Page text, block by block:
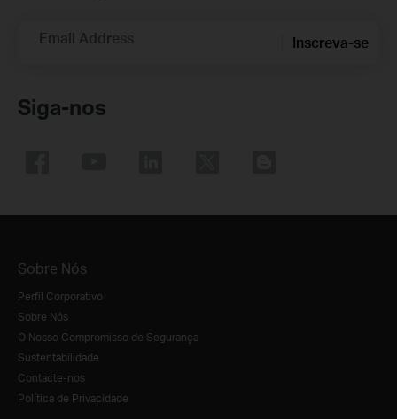
Email Address Inscreva-se
Siga-nos
Sobre Nós
Perfil Corporativo
Sobre Nós
O Nosso Compromisso de Segurança
Sustentabilidade
Contacte-nos
Política de Privacidade